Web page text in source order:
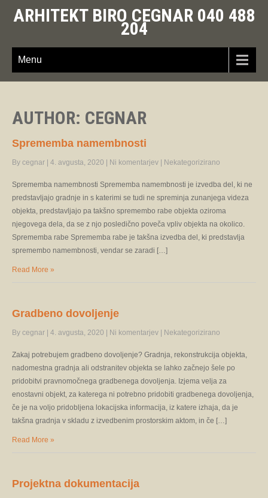
ARHITEKT BIRO CEGNAR 040 488
204
Menu
AUTHOR: CEGNAR
Sprememba namembnosti
By cegnar 4. avgusta, 2020 Ni komentarjev Nekategorizirano
Sprememba namembnosti Sprememba namembnosti je izvedba del, ki ne
predstavljajo gradnje in s katerimi se tudi ne spreminja zunanjega videza
objekta, predstavljajo pa takšno spremembo rabe objekta oziroma
njegovega dela, da se z njo posledično poveča vpliv objekta na okolico.
Sprememba rabe Sprememba rabe je takšna izvedba del, ki predstavlja
spremembo namembnosti, vendar se zaradi […]
Read More »
Gradbeno dovoljenje
By cegnar 4. avgusta, 2020 Ni komentarjev Nekategorizirano
Zakaj potrebujem gradbeno dovoljenje? Gradnja, rekonstrukcija objekta,
nadomestna gradnja ali odstranitev objekta se lahko začnejo šele po
pridobitvi pravnomočnega gradbenega dovoljenja. Izjema velja za
enostavni objekt, za katerega ni potrebno pridobiti gradbenega dovoljenja,
če je na voljo pridobljena lokacijska informacija, iz katere izhaja, da je
takšna gradnja v skladu z izvedbenim prostorskim aktom, in če […]
Read More »
Projektna dokumentacija